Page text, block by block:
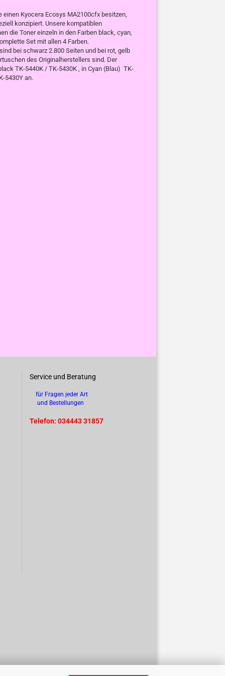
Kyocera Ecosys MA2100cfx besitzen,
konzipiert. Unsere kompatiblen
die Toner einzeln in den Farben black, cyan,
Set mit allen 4 Farben.
bei schwarz 2.800 Seiten und bei rot, gelb
des Originalherstellers sind. Der
TK-5440K / TK-5430K , in Cyan (Blau) TK-
5430Y an.
Service und Beratung
für Fragen jeder Art
und Bestellungen
Telefon: 034443 31857